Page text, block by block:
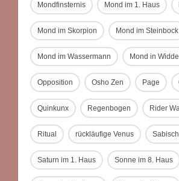
Mondfinsternis Mond im 1. Haus
Mond im Skorpion Mond im Steinbock
Mond im Wassermann Mond in
Opposition Osho Zen Page
Quinkunx Regenbogen Rider
Ritual rückläufige Venus
Saturn im 1. Haus Sonne im 8. Haus